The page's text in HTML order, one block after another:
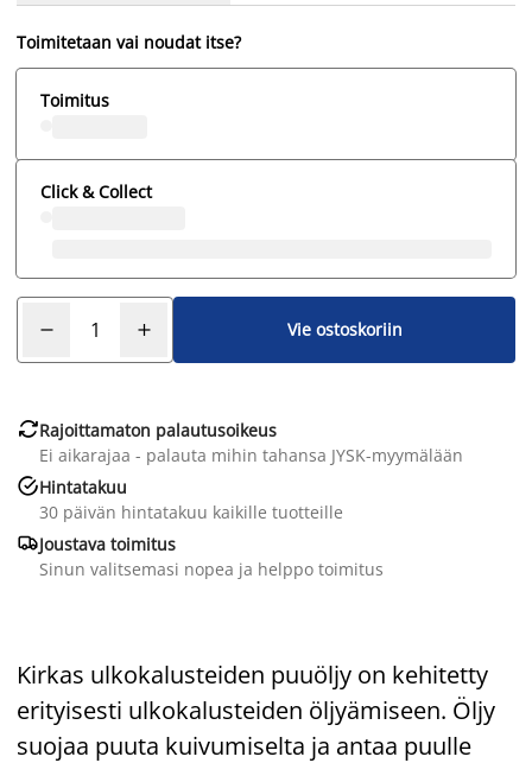
Toimitetaan vai noudat itse?
Toimitus
Click & Collect
Vie ostoskoriin
Rajoittamaton palautusoikeus
Ei aikarajaa - palauta mihin tahansa JYSK-myymälään
Hintatakuu
30 päivän hintatakuu kaikille tuotteille
Joustava toimitus
Sinun valitsemasi nopea ja helppo toimitus
Kirkas ulkokalusteiden puuöljy on kehitetty
erityisesti ulkokalusteiden öljyämiseen. Öljy
suojaa puuta kuivumiselta ja antaa puulle